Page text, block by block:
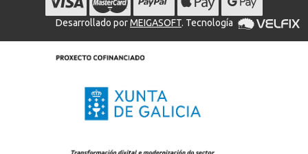
Desarrollado porMEIGASOFT. Tecnología